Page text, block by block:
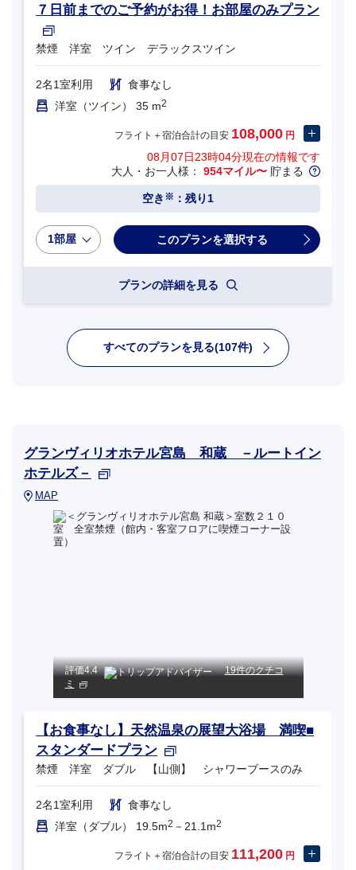
７日前までのご予約がお得！お部屋のみプラン
禁煙 洋室 ツイン デラックスツイン
2名1室利用
食事なし
洋室（ツイン） 35 m2
フライト＋宿泊合計の目安 108,000 円
08月07日23時04分現在の情報です
大人・お一人様： 954マイル〜 貯まる
空き ※ ：残り1
1部屋
プランの詳細を見る
すべてのプランを見る(107件)
グランヴィリオホテル宮島 和蔵 －ルートイン
ホテルズ－
MAP
評価4.4
19件のクチコ
ミ
【お食事なし】天然温泉の展望大浴場 満喫■
スタンダードプラン
禁煙 洋室 ダブル 【山側】 シャワーブースのみ
2名1室利用
食事なし
洋室（ダブル） 19.5m2 －21.1m2
フライト＋宿泊合計の目安 111,200 円